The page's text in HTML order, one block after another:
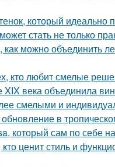
который идеально
стать не только
можно объединить
кто любит смелые
века объединила
смелыми и
в
который сам по себе
ценит стиль и